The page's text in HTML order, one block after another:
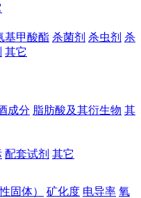
基甲酸酯 杀菌剂 杀虫剂 杀
其它
成分 脂肪酸及其衍生物 其
配套试剂 其它
固体） 矿化度 电导率 氧